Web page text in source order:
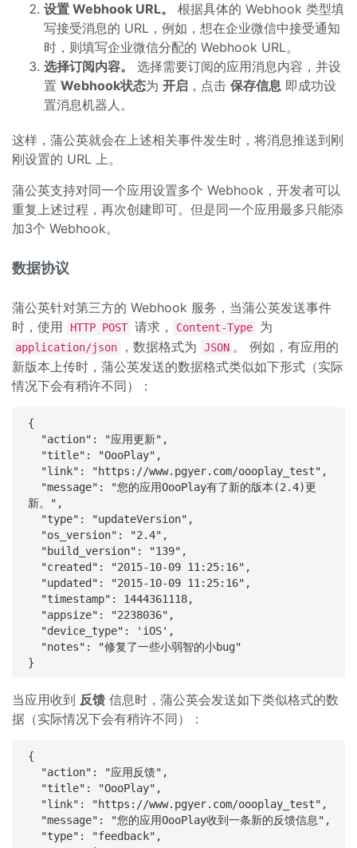
设置 Webhook URL。
根据具体的 Webhook 类型填
写接受消息的 URL，例如，想在企业微信中接受通知
时，则填写企业微信分配的 Webhook URL。
选择订阅内容。
选择需要订阅的应用消息内容，并设
置 Webhook状态为 开启 ，点击 保存信息 即成功设
置消息机器人。
这样，蒲公英就会在上述相关事件发生时，将消息推送到刚
刚设置的 URL 上。
蒲公英支持对同一个应用设置多个 Webhook，开发者可以
重复上述过程，再次创建即可。但是同一个应用最多只能添
加3个 Webhook。
数据协议
蒲公英针对第三方的 Webhook 服务，当蒲公英发送事件
时，使用
HTTP POST 请求， Content-Type 为
application/json ，数据格式为 JSON 。 例如，有应用的
新版本上传时，蒲公英发送的数据格式类似如下形式（实际
情况下会有稍许不同）：
{
新。",
当应用收到 反馈 信息时，蒲公英会发送如下类似格式的数
据（实际情况下会有稍许不同）：
{